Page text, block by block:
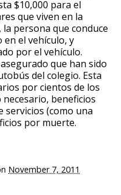
$10,000 para el
que viven en la
persona que conduce
en el vehículo, y
por el vehículo.
que han sido
del colegio. Esta
por cientos de los
beneficios
servicios (como una
por muerte.
November 7, 2011